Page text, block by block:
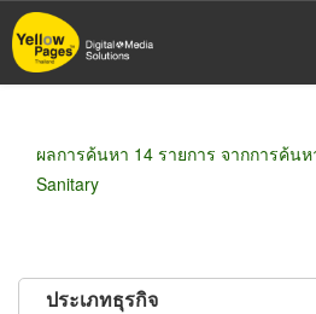
ข้าม
ไป
ผลการค้นหา 14 รายการ จากการค้น
Sanitary
ประเภทธุรกิจ